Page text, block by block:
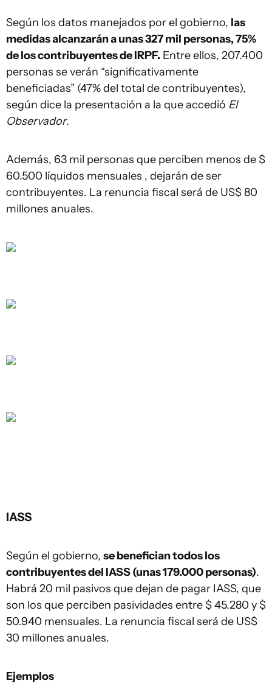
Según los datos manejados por el gobierno, las
medidas alcanzarán a unas 327 mil personas, 75%
de los contribuyentes de IRPF. Entre ellos, 207.400
personas se verán “significativamente
beneficiadas” (47% del total de contribuyentes),
según dice la presentación a la que accedió El
Observador.
Además, 63 mil personas que perciben menos de $
60.500 líquidos mensuales , dejarán de ser
contribuyentes. La renuncia fiscal será de US$ 80
millones anuales.
IASS
Según el gobierno, se benefician todos los
contribuyentes del IASS (unas 179.000 personas).
Habrá 20 mil pasivos que dejan de pagar IASS, que
son los que perciben pasividades entre $ 45.280 y $
50.940 mensuales. La renuncia fiscal será de US$
30 millones anuales.
Ejemplos